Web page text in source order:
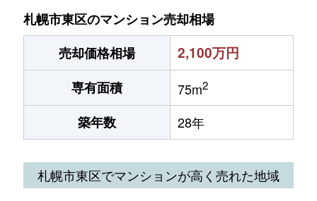
札幌市東区のマンション売却相場
売却価格相場
2,100万円
専有面積 75m2
築年数 28年
札幌市東区でマンションが高く売れた地域